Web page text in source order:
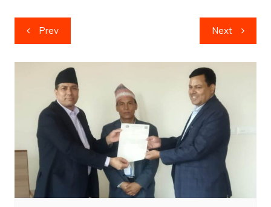
Post
navigation
Prev Next